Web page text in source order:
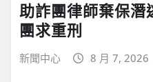
助詐團律師棄保潛
團求重刑
新聞中心 8 月 7, 2026